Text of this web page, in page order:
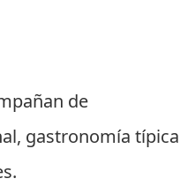
de
gastronomía típica